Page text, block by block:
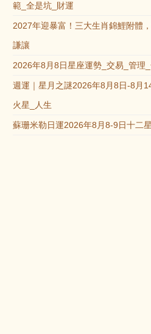
範_全是坑_財運
2027年迎暴富！三大生肖錦鯉附體
謙讓
2026年8月8日星座運勢_交易_管理
週運｜星月之謎2026年8月8日-8月
火星_人生
蘇珊米勒日運2026年8月8-9日十二